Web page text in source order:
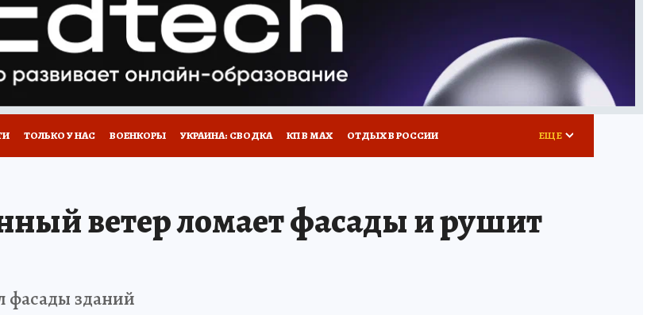
ТОЛЬКО У НАС ВОЕНКОРЫ УКРАИНА: СВОДКА КП В МАХ ОТДЫХ В РОССИИ ЕЩЕ
ветер ломает фасады и рушит
фасады зданий